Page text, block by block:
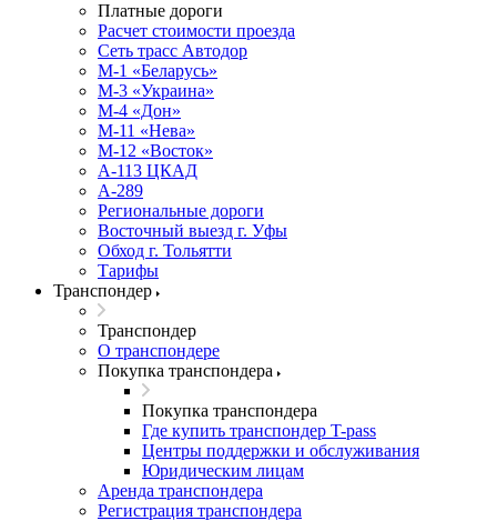
Платные дороги
Расчет стоимости проезда
Сеть трасс Автодор
М-1 «Беларусь»
М-3 «Украина»
М-4 «Дон»
М-11 «Нева»
М-12 «Восток»
А-113 ЦКАД
А-289
Региональные дороги
Восточный выезд г. Уфы
Обход г. Тольятти
Тарифы
Транспондер
Транспондер
О транспондере
Покупка транспондера
Покупка транспондера
Где купить транспондер T-pass
Центры поддержки и обслуживания
Юридическим лицам
Аренда транспондера
Регистрация транспондера